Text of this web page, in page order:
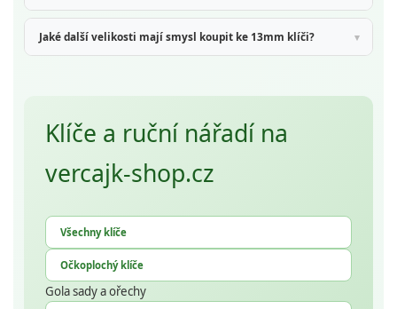
Jaké další velikosti mají smysl koupit ke 13mm klíči?
Klíče a ruční nářadí na
vercajk-shop.cz
Všechny klíče
Očkoplochý klíče
Gola sady a ořechy